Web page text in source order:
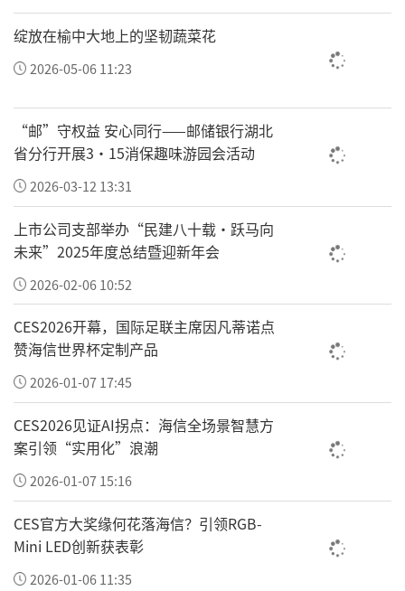
此次活动不仅带来了近距离观摩大力神杯的机
会，海信2026世界杯定制产品全阵容也将迎来
亮相，包括116吋RGB-Mini LED电视、海信璀
璨U6新风空调、海信璀璨真空舱650等以及海
信大薄荷套系家电等将为球迷带来沉浸式的看
球新体验。
绽放在榆中大地上的坚韧蔬菜花
2026-05-06 11:23
“邮”守权益 安心同行——邮储银行湖北
省分行开展3·15消保趣味游园会活动
2026-03-12 13:31
上市公司支部举办“民建八十载·跃马向
未来”2025年度总结暨迎新年会
2026-02-06 10:52
CES2026开幕，国际足联主席因凡蒂诺点
赞海信世界杯定制产品
2026-01-07 17:45
CES2026见证AI拐点：海信全场景智慧方
案引领“实用化”浪潮
2026-01-07 15:16
CES官方大奖缘何花落海信？引领RGB-
Mini LED创新获表彰
2026-01-06 11:35